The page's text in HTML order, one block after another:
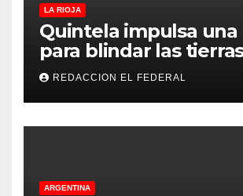
LA RIOJA
Quintela impulsa una
para blindar las
de La Rioja: cuáles son
principales puntos
REDACCION EL FEDERAL
ARGENTINA